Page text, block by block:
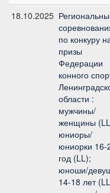
18.10.2025
по конкуру
призы
Федерации
конного
области :
мужчины/
женщины
юниоры/
юниорки 16-
год (LL);
юноши/
14-18 лет